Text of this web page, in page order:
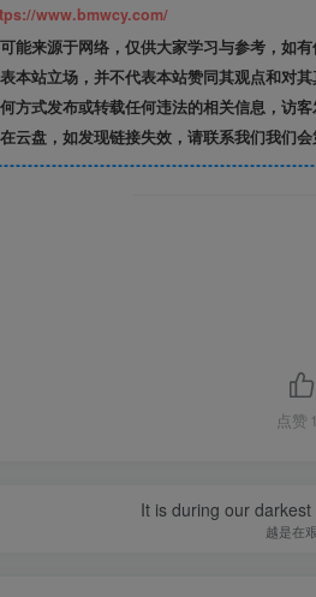
www.bmwcy.com/
能来源于网络，仅供大家学习与参考，如有
本站立场，并不代表本站赞同其观点和对其
方式发布或转载任何违法的相关信息，访
云盘，如发现链接失效，请联系我们我们会
点赞
It is during our
越是在